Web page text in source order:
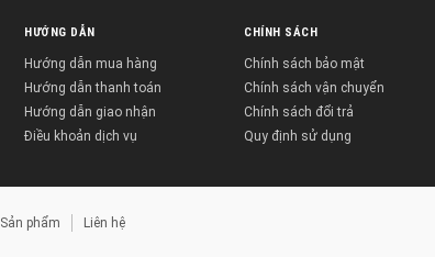
HƯỚNG DẪN
Hướng dẫn mua hàng
Hướng dẫn thanh toán
Hướng dẫn giao nhận
Điều khoản dịch vụ
CHÍNH SÁCH
Chính sách bảo mật
Chính sách vận chuyển
Chính sách đổi trả
Quy định sử dụng
Sản phẩm Liên hệ